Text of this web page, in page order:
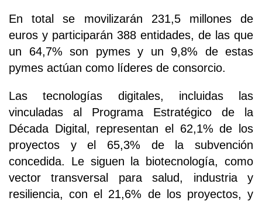
En total se movilizarán 231,5 millones de
euros y participarán 388 entidades, de las que
un 64,7% son pymes y un 9,8% de estas
pymes actúan como líderes de consorcio.
Las tecnologías digitales, incluidas las
vinculadas al Programa Estratégico de la
Década Digital, representan el 62,1% de los
proyectos y el 65,3% de la subvención
concedida. Le siguen la biotecnología, como
vector transversal para salud, industria y
resiliencia, con el 21,6% de los proyectos, y